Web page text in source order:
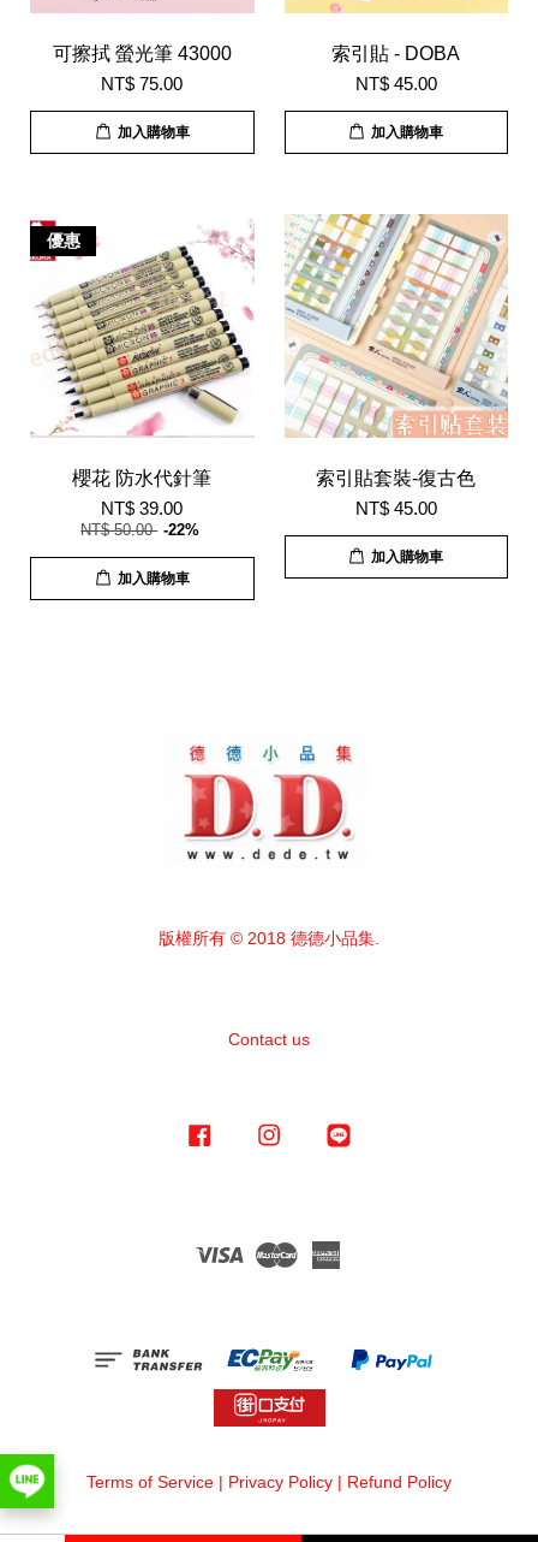
可擦拭 螢光筆 43000
NT$ 75.00
加入購物車
索引貼 - DOBA
NT$ 45.00
加入購物車
優惠
櫻花 防水代針筆
NT$ 39.00
NT$ 50.00 -22%
加入購物車
索引貼套裝-復古色
NT$ 45.00
加入購物車
版權所有 © 2018 德德小品集.
Contact us
Facebook Instagram
Visa Master
Terms of Service | Privacy Policy | Refund Policy